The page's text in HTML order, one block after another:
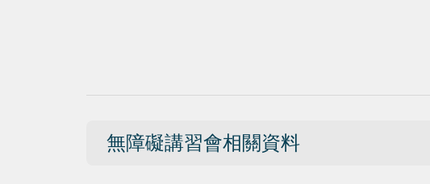
無障礙講習會相關資料